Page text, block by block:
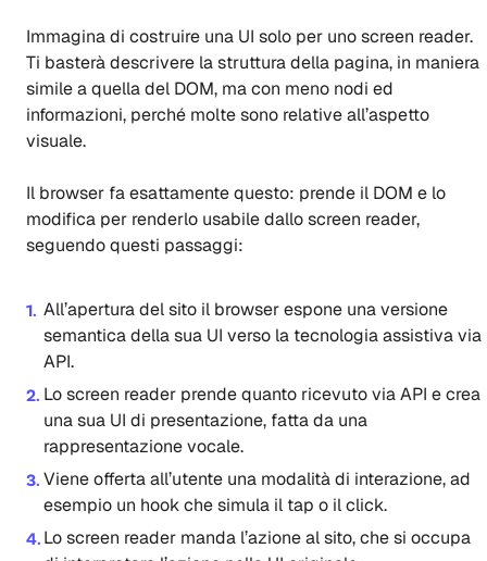
Immagina di costruire una UI solo per uno screen reader.
Ti basterà descrivere la struttura della pagina, in maniera
simile a quella del DOM, ma con meno nodi ed
informazioni, perché molte sono relative all’aspetto
visuale.
Il browser fa esattamente questo: prende il DOM e lo
modifica per renderlo usabile dallo screen reader,
seguendo questi passaggi:
All’apertura del sito il browser espone una versione
semantica della sua UI verso la tecnologia assistiva via
API.
Lo screen reader prende quanto ricevuto via API e crea
una sua UI di presentazione, fatta da una
rappresentazione vocale.
Viene offerta all’utente una modalità di interazione, ad
esempio un hook che simula il tap o il click.
Lo screen reader manda l’azione al sito, che si occupa